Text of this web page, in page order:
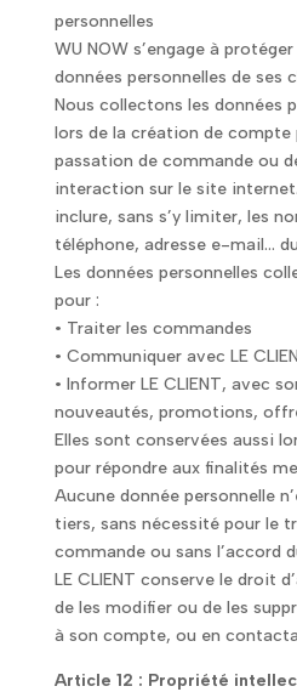
personnelles
WU NOW s’engage à
données personnelles de ses
Nous collectons les données
lors de la création de compte
passation de commande ou
interaction sur le site
inclure, sans s’y limiter, les
téléphone, adresse e-mail…
Les données personnelles
pour :
• Traiter les commandes
• Communiquer avec LE
• Informer LE CLIENT, avec
nouveautés, promotions,
Elles sont conservées aussi
pour répondre aux finalités
Aucune donnée personnelle
tiers, sans nécessité pour le
commande ou sans l’accord
LE CLIENT conserve le droit
de les modifier ou de les
à son compte, ou en
Article 12 : Propriété